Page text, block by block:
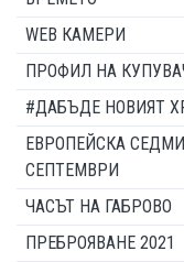
WEB КАМЕРИ
ПРОФИЛ НА
#ДАБЪДЕ НОВИЯТ
ЕВРОПЕЙСКА
СЕПТЕМВРИ
ЧАСЪТ НА ГАБРОВО
ПРЕБРОЯВАНЕ 2021